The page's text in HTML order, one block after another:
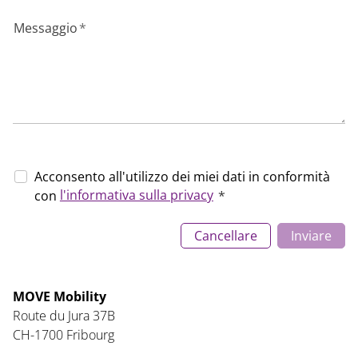
Messaggio*
Acconsento all'utilizzo dei miei dati in conformità
con l'informativa sulla privacy *
Cancellare Inviare
MOVE Mobility
Route du Jura 37B
CH-1700 Fribourg